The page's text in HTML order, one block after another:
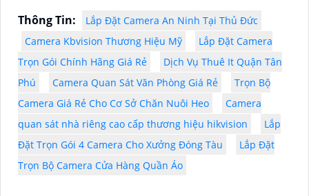
Thông Tin:
Lắp Đặt Camera An Ninh Tại Thủ Đức
Camera Kbvision Thương Hiệu Mỹ
Lắp Đặt Camera
Trọn Gói Chính Hãng Giá Rẻ
Dịch Vụ Thuê It Quận Tân
Phú
Camera Quan Sát Văn Phòng Giá Rẻ
Trọn Bộ
Camera Giá Rẻ Cho Cơ Sở Chăn Nuôi Heo
Camera
quan sát nhà riêng cao cấp thương hiệu hikvision
Lắp
Đặt Trọn Gói 4 Camera Cho Xưởng Đóng Tàu
Lắp Đặt
Trọn Bộ Camera Cửa Hàng Quần Áo